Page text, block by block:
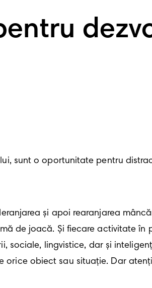
sunt o oportunitate pentru
și apoi rearanjarea
de joacă. Și fiecare activitate în
lingvistice, dar și
orice obiect sau situație. Dar